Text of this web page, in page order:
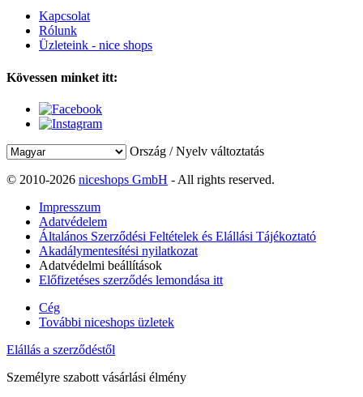
Kapcsolat
Rólunk
Üzleteink - nice shops
Kövessen minket itt:
Ország / Nyelv változtatás
© 2010-2026 niceshops GmbH - All rights reserved.
Impresszum
Adatvédelem
Általános Szerződési Feltételek és Elállási Tájékoztató
Akadálymentesítési nyilatkozat
Adatvédelmi beállítások
Előfizetéses szerződés lemondása itt
Cég
További niceshops üzletek
Elállás a szerződéstől
Személyre szabott vásárlási élmény